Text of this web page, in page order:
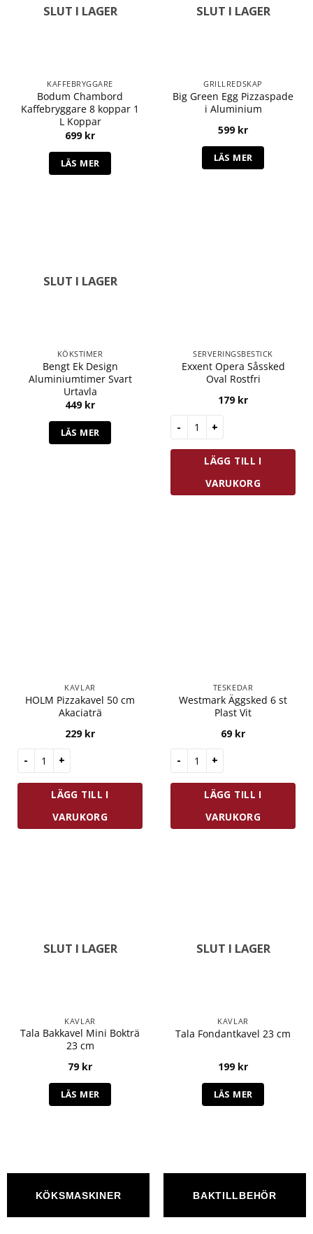
SLUT I LAGER
KAFFEBRYGGARE
Bodum Chambord
Kaffebryggare 8 koppar 1
L Koppar
699 kr
LÄS MER
SLUT I LAGER
GRILLREDSKAP
Big Green Egg Pizzaspade
i Aluminium
599 kr
LÄS MER
SLUT I LAGER
KÖKSTIMER
Bengt Ek Design
Aluminiumtimer Svart
Urtavla
449 kr
LÄS MER
SERVERINGSBESTICK
Exxent Opera Såssked
Oval Rostfri
179 kr
Exxent Opera Såssked Oval
LÄGG TILL I
VARUKORG
KAVLAR
HOLM Pizzakavel 50 cm
Akaciaträ
229 kr
HOLM Pizzakavel 50 cm Akaciaträ mängd
LÄGG TILL I
VARUKORG
TESKEDAR
Westmark Äggsked 6 st
Plast Vit
69 kr
Westmark Äggsked 6 st Plast
LÄGG TILL I
VARUKORG
SLUT I LAGER
KAVLAR
Tala Bakkavel Mini Bokträ
23 cm
79 kr
LÄS MER
SLUT I LAGER
KAVLAR
Tala Fondantkavel 23 cm
199 kr
LÄS MER
KÖKSMASKINER BAKTILLBEHÖR